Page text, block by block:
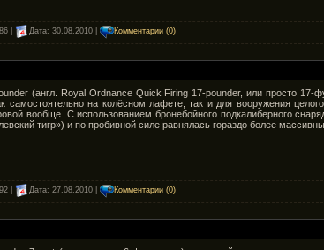
| Дата: 30.08.2010 Комментарии (0)
(англ. Royal Ordnance Quick Firing 17-pounder, или просто
самостоятельно на колёсном лафете, так и для вооружения
вообще. С использованием бронебойного подкалиберного
тигр») и по пробивной силе равнялась гораздо более
| Дата: 27.08.2010 Комментарии (0)